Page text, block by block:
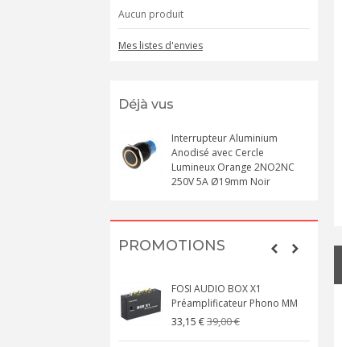
Aucun produit
Mes listes d'envies
Déjà vus
Interrupteur Aluminium
Anodisé avec Cercle
Lumineux Orange 2NO2NC
250V 5A Ø19mm Noir
PROMOTIONS
FOSI AUDIO BOX X1
Préamplificateur Phono MM
33,15 €39,00 €